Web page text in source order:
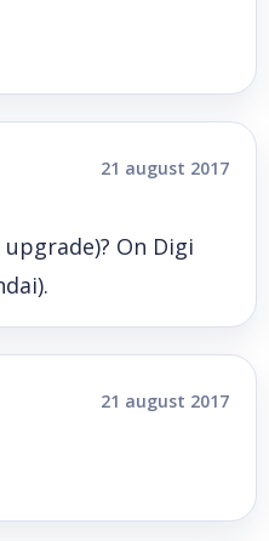
21 august 2017
On Digi
21 august 2017